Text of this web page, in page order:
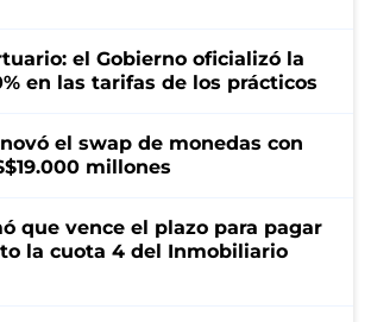
el Gobierno oficializó la
en las tarifas de los prácticos
el swap de monedas con
millones
que vence el plazo para pagar
la cuota 4 del Inmobiliario